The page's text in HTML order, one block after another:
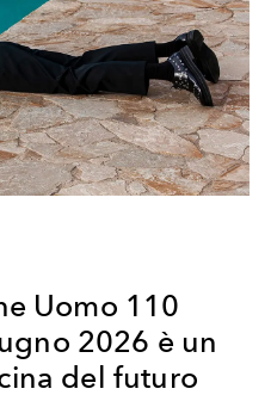
Uomo 110
2026 è un
del futuro